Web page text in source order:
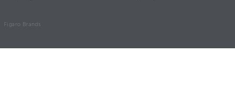
Figaro Brands